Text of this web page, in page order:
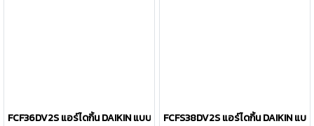
FCF36DV2S แอร์ไดกิ้น DAIKIN แบบฝังฝ้าเพดาน รุ่น SkyAir Round Flow
FCFS38DV2S แอร์ไดกิ้น DAIKIN แ